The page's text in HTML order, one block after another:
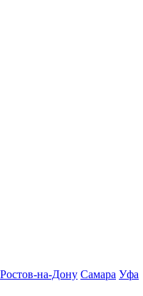
Ростов-на-Дону Самара Уфа